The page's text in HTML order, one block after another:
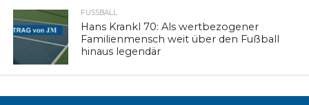
FUSSBALL
Hans Krankl 70: Als wertbezogener
Familienmensch weit über den Fußball
hinaus legendär